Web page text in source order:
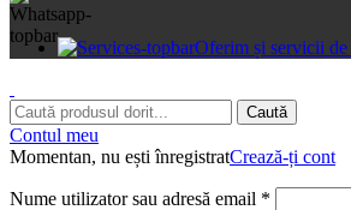
Oferim și servicii de
Caută
Contul meu
Momentan, nu ești înregistratCrează-ți cont
Nume utilizator sau adresă email *